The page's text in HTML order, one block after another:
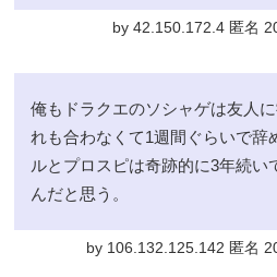
by 42.150.172.4 匿名
俺もドラクエのソシャゲは友人
れも合わなくて1週間ぐらいで辞
ルとプロスピは奇跡的に3年続い
んだと思う。
by 106.132.125.142 匿名